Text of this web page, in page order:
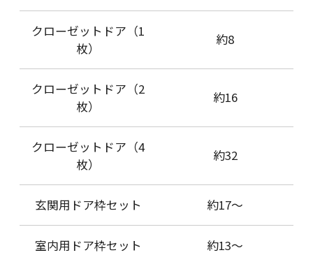
クローゼットドア（1
枚）
約8
クローゼットドア（2
枚）
約16
クローゼットドア（4
枚）
約32
玄関用ドア枠セット 約17～
室内用ドア枠セット 約13～